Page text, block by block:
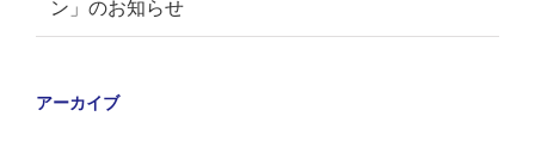
ン」のお知らせ
アーカイブ